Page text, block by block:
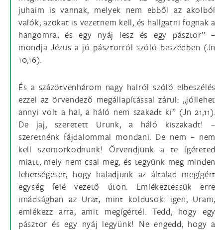
juhaim is vannak, melyek nem ebből az akolból
valók; azokat is vezetnem kell, és hallgatni fognak a
hangomra, és egy nyáj lesz és egy pásztor” –
mondja Jézus a jó pásztorról szóló beszédben (Jn
10,16).
És a százötvenhárom nagy halról szóló elbeszélés
ezzel az örvendező megállapítással zárul: „jóllehet
annyi volt a hal, a háló nem szakadt ki” (Jn 21,11).
De jaj, szeretett Urunk, a háló kiszakadt! –
szeretnénk fájdalommal mondani. De nem – nem
kell szomorkodnunk! Örvendjünk a te ígéreted
miatt, mely nem csal meg, és tegyünk meg minden
lehetségeset, hogy haladjunk az általad megígért
egység felé vezető úton. Emlékeztessük erre
imádságban az Urat, mint koldusok: igen, Uram,
emlékezz arra, amit megígértél. Tedd, hogy egy
pásztor és egy nyáj legyünk! Ne engedd, hogy a